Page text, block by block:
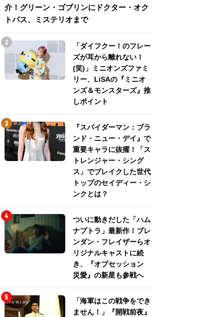
介！グリーン・ゴブリンにドクター・オク
トパス、ミステリオまで
「ダイフクー！のフレー
ズが耳から離れない！
(笑)」ミニオンズファミ
リー、LiSAの『ミニオ
ンズ＆モンスターズ』推
しポイント
『スパイダーマン：ブラ
ンド・ニュー・デイ』で
重要キャラに抜擢！「ス
トレンジャー・シング
ス」でブレイクした世代
トップのセイディー・シ
ンクとは？
ついに動きだした「ハム
ナプトラ」最新作！ブレ
ンダン・フレイザーらオ
リジナルキャストに続
き、『オブセッション
災愛』の新星も参戦へ
「海軍はこの戦争をでき
ません！」『開戦前夜』